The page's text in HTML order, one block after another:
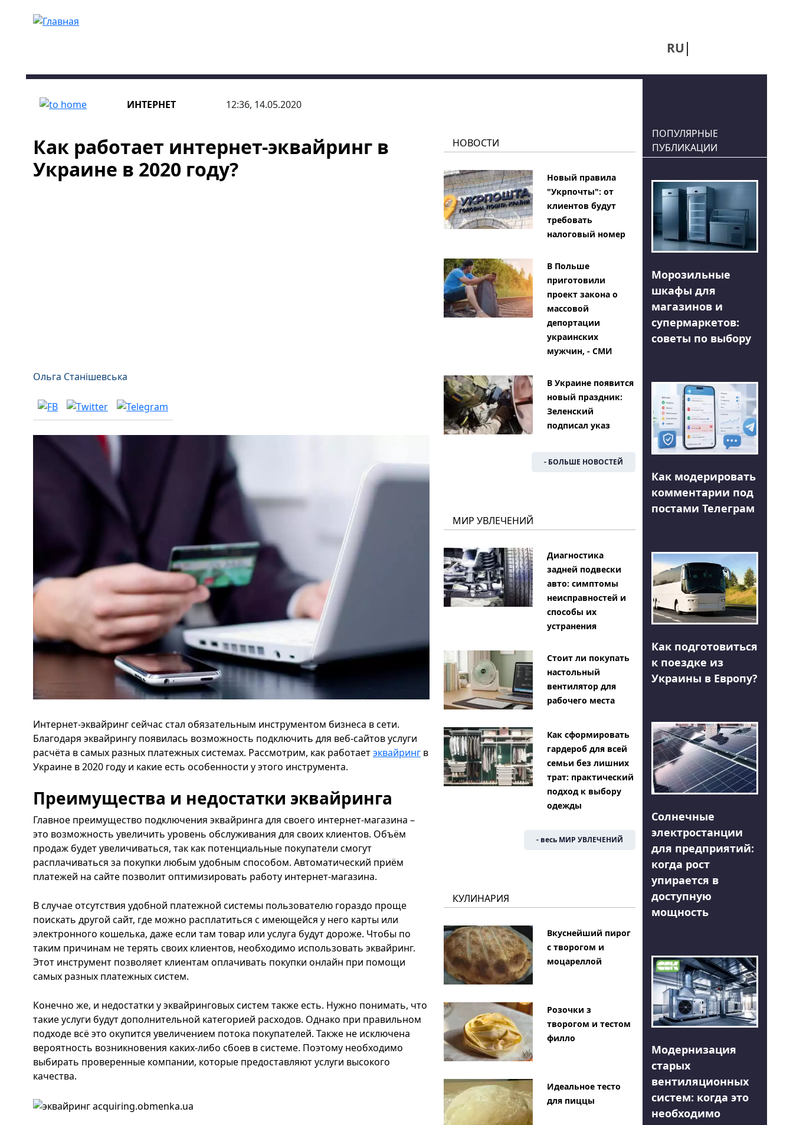
RU
ИНТЕРНЕТ 12:36, 14.05.2020
Как работает интернет-эквайринг в
Украине в 2020 году?
Ольга Станішевська
Интернет-эквайринг сейчас стал обязательным инструментом бизнеса в сети.
Благодаря эквайрингу появилась возможность подключить для веб-сайтов услуги
расчёта в самых разных платежных системах. Рассмотрим, как работаетэквайринг в
Украине в 2020 году и какие есть особенности у этого инструмента.
Преимущества и недостатки эквайринга
Главное преимущество подключения эквайринга для своего интернет-магазина –
это возможность увеличить уровень обслуживания для своих клиентов. Объём
продаж будет увеличиваться, так как потенциальные покупатели смогут
расплачиваться за покупки любым удобным способом. Автоматический приём
платежей на сайте позволит оптимизировать работу интернет-магазина.
В случае отсутствия удобной платежной системы пользователю гораздо проще
поискать другой сайт, где можно расплатиться с имеющейся у него карты или
электронного кошелька, даже если там товар или услуга будут дороже. Чтобы по
таким причинам не терять своих клиентов, необходимо использовать эквайринг.
Этот инструмент позволяет клиентам оплачивать покупки онлайн при помощи
самых разных платежных систем.
Конечно же, и недостатки у эквайринговых систем также есть. Нужно понимать, что
такие услуги будут дополнительной категорией расходов. Однако при правильном
подходе всё это окупится увеличением потока покупателей. Также не исключена
вероятность возникновения каких-либо сбоев в системе. Поэтому необходимо
выбирать проверенные компании, которые предоставляют услуги высокого
качества.
НОВОСТИ
Новый правила
"Укрпочты": от
клиентов будут
требовать
налоговый номер
В Польше
приготовили
проект закона о
массовой
депортации
украинских
мужчин, - СМИ
В Украине появится
новый праздник:
Зеленский
подписал указ
- БОЛЬШЕ НОВОСТЕЙ
МИР УВЛЕЧЕНИЙ
Диагностика
задней подвески
авто: симптомы
неисправностей и
способы их
устранения
Стоит ли покупать
настольный
вентилятор для
рабочего места
Как сформировать
гардероб для всей
семьи без лишних
трат: практический
подход к выбору
одежды
- весь МИР УВЛЕЧЕНИЙ
КУЛИНАРИЯ
Вкуснейший пирог
с творогом и
моцареллой
Розочки з
творогом и тестом
филло
Идеальное тесто
для пиццы
ПОПУЛЯРНЫЕ
ПУБЛИКАЦИИ
Морозильные
шкафы для
магазинов и
супермаркетов:
советы по выбору
Как модерировать
комментарии под
постами Телеграм
Как подготовиться
к поездке из
Украины в Европу?
Солнечные
электростанции
для предприятий:
когда рост
упирается в
доступную
мощность
Модернизация
старых
вентиляционных
систем: когда это
необходимо